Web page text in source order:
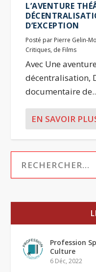
L’AVENTURE
D’EXCEPTION
Posté par Pierre Gelin-
Critiques, de Films
Avec Une
décentralisation,
documentaire
EN SAVOIR
Profession
Culture
6 Déc, 2022